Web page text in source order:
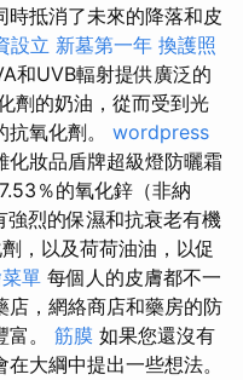
時抵消了未來的降落和皮
設立 新墓第一年 換護照
和UVB輻射提供廣泛的
劑的奶油，從而受到光
氧化劑。 wordpress
化妝品盾牌超級燈防曬霜
％的氧化鋅（非納
強烈的保濕和抗衰老有機
，以及荷荷油油，以促
單 每個人的皮膚都不一
店，網絡商店和藥房的防
。 筋膜 如果您還沒有
大綱中提出一些想法。